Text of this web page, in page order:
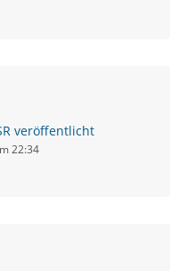
veröffentlicht
22:34